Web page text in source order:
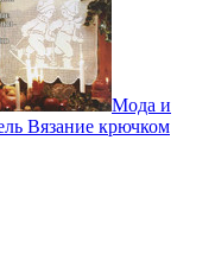
Мода и
Вязание крючком